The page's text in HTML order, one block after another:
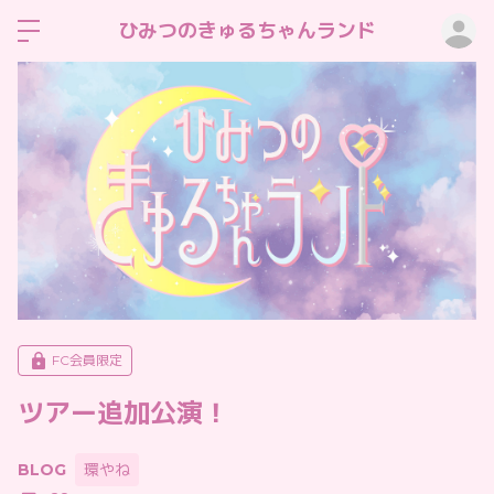
ひみつのきゅるちゃんランド
FC会員限定
ツアー追加公演！
BLOG
環やね